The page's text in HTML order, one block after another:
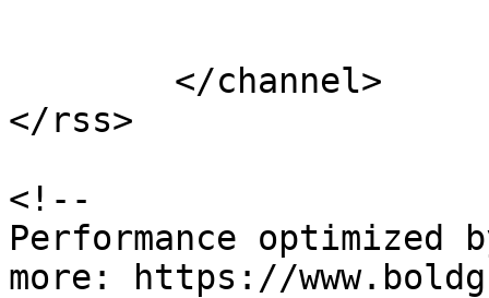
</rss>
<!--
Performance optimized
more: https://